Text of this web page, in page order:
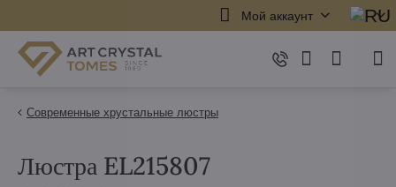
Мой аккаунт
Современные хрустальные люстры
Люстра EL215807